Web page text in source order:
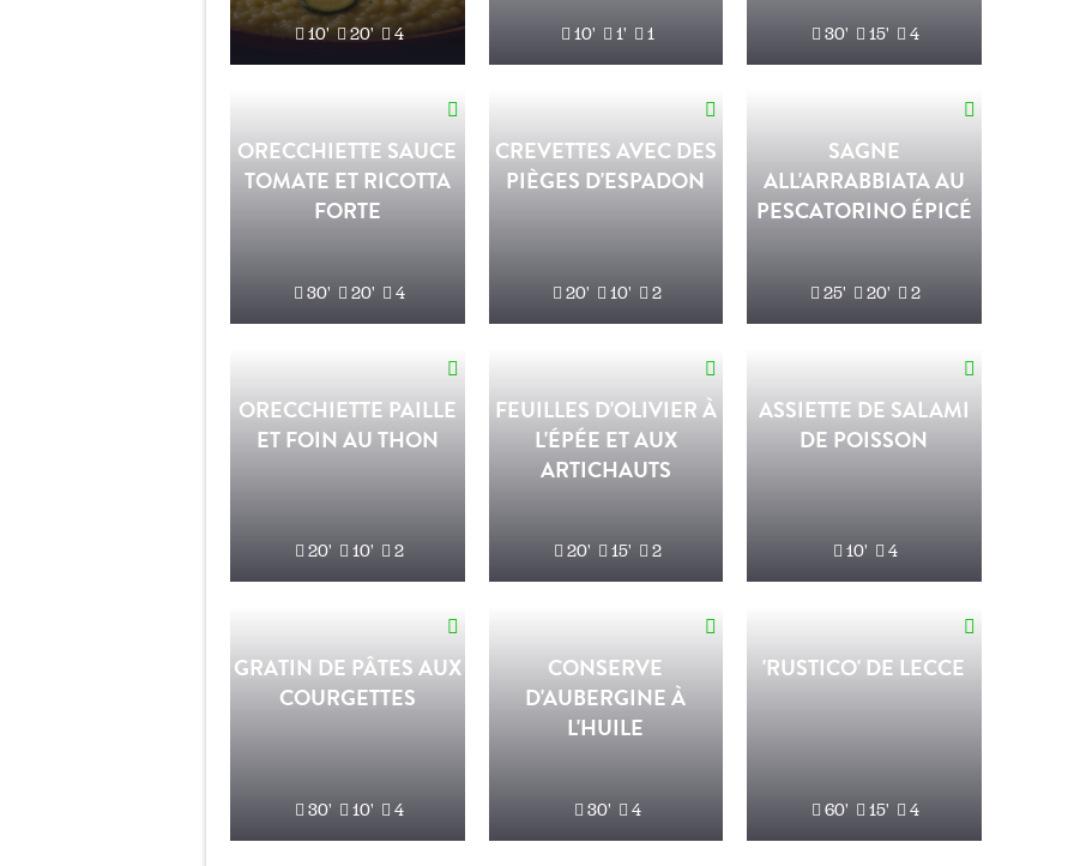
10' 20' 4 10' 1' 1 30' 15' 4
ORECCHIETTE SAUCE
TOMATE ET RICOTTA
FORTE
30' 20' 4
CREVETTES AVEC DES
PIÈGES D'ESPADON
20' 10' 2
SAGNE
ALL'ARRABBIATA AU
PESCATORINO ÉPICÉ
25' 20' 2
ORECCHIETTE PAILLE
ET FOIN AU THON
20' 10' 2
FEUILLES D'OLIVIER À
L'ÉPÉE ET AUX
ARTICHAUTS
20' 15' 2
ASSIETTE DE SALAMI
DE POISSON
10' 4
GRATIN DE PÂTES AUX
COURGETTES
30' 10' 4
CONSERVE
D'AUBERGINE À
L'HUILE
30' 4
'RUSTICO' DE LECCE
60' 15' 4